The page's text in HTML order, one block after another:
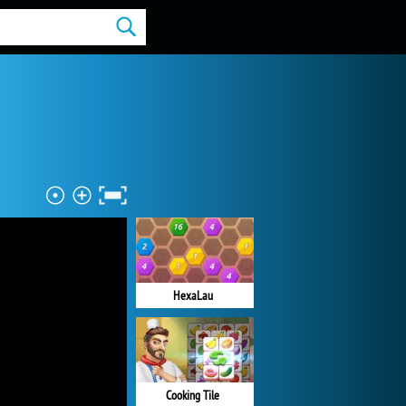
HexaLau
Cooking Tile